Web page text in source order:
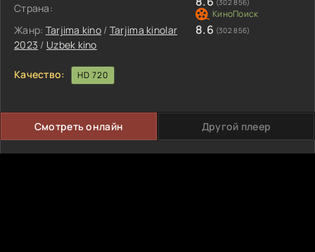
Страна:
Жанр: Tarjima kino / Tarjima kinolar
2023 / Uzbek kino
(302 856)
8.6 (302 856)
Качество: HD 720
Смотреть онлайн Другой плеер